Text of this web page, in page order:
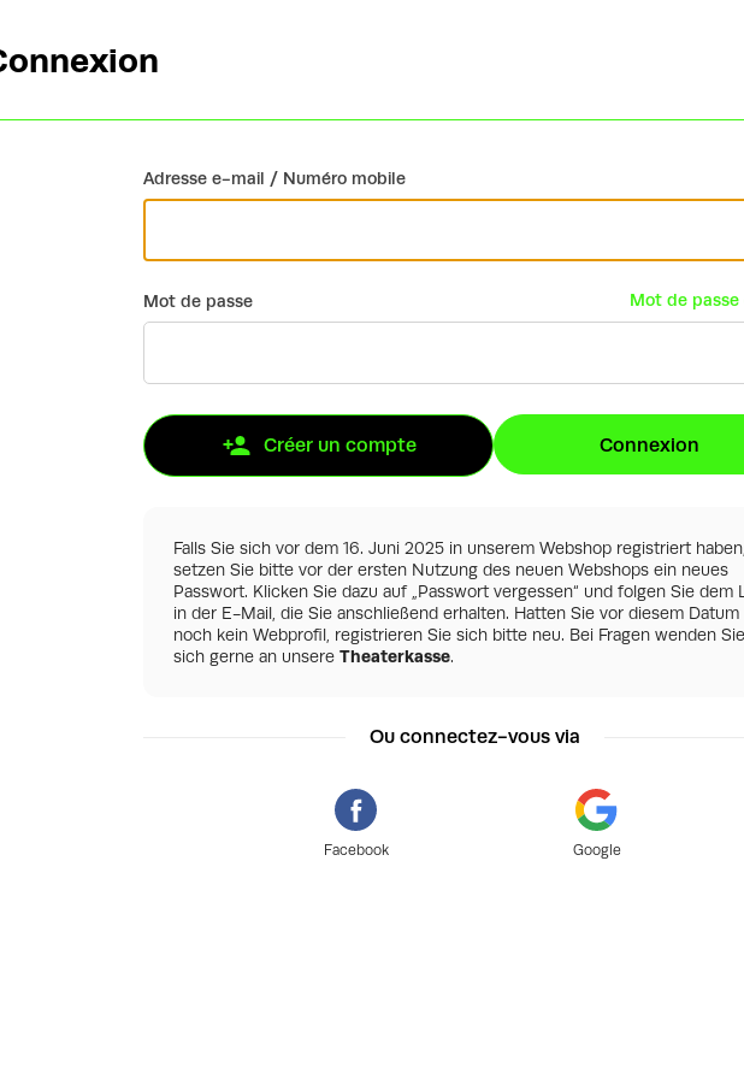
Retour
Adresse e-mail / Numéro mobile
Mot de passe Mot de passe
Créer un compte Connexion
Falls Sie sich vor dem 16. Juni 2025 in unserem Webshop registriert haben,
setzen Sie bitte vor der ersten Nutzung des neuen Webshops ein neues
Passwort. Klicken Sie dazu auf „Passwort vergessen“ und folgen Sie dem
in der E-Mail, die Sie anschließend erhalten. Hatten Sie vor diesem Datum
noch kein Webprofil, registrieren Sie sich bitte neu. Bei Fragen wenden Sie
sich gerne an unsere Theaterkasse.
Ou connectez-vous via
Facebook Google